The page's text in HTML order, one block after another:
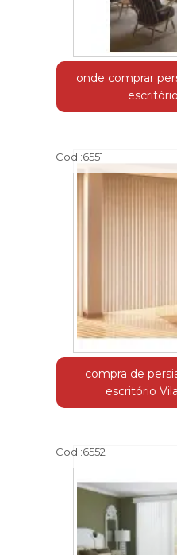
onde comprar
Cod.:6551
compra de
escritório
Cod.:6552